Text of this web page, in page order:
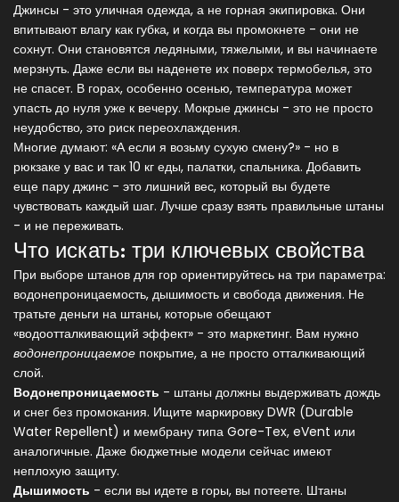
Джинсы - это уличная одежда, а не горная экипировка. Они
впитывают влагу как губка, и когда вы промокнете - они не
сохнут. Они становятся ледяными, тяжелыми, и вы начинаете
мерзнуть. Даже если вы наденете их поверх термобелья, это
не спасет. В горах, особенно осенью, температура может
упасть до нуля уже к вечеру. Мокрые джинсы - это не просто
неудобство, это риск переохлаждения.
Многие думают: «А если я возьму сухую смену?» - но в
рюкзаке у вас и так 10 кг еды, палатки, спальника. Добавить
еще пару джинс - это лишний вес, который вы будете
чувствовать каждый шаг. Лучше сразу взять правильные штаны
- и не переживать.
Что искать: три ключевых свойства
При выборе штанов для гор ориентируйтесь на три параметра:
водонепроницаемость, дышимость и свобода движения. Не
тратьте деньги на штаны, которые обещают
«водоотталкивающий эффект» - это маркетинг. Вам нужно
водонепроницаемое покрытие, а не просто отталкивающий
слой.
Водонепроницаемость - штаны должны выдерживать дождь
и снег без промокания. Ищите маркировку DWR (Durable
Water Repellent) и мембрану типа Gore-Tex, eVent или
аналогичные. Даже бюджетные модели сейчас имеют
неплохую защиту.
Дышимость - если вы идете в горы, вы потеете. Штаны